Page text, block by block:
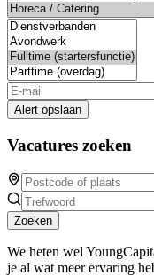
Alert opslaan
Vacatures zoeken
Zoeken
We heten wel
je al wat meer ervaring